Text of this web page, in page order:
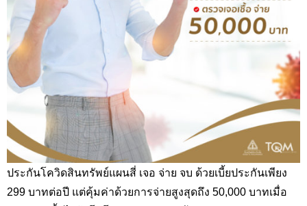
ประกันโควิดสินทรัพย์แผนสี่ เจอ จ่าย จบ ด้วยเบี้ยประกันเพียง
299 บาทต่อปี แต่คุ้มค่าด้วยการจ่ายสูงสุดถึง 50,000 บาทเมื่อ